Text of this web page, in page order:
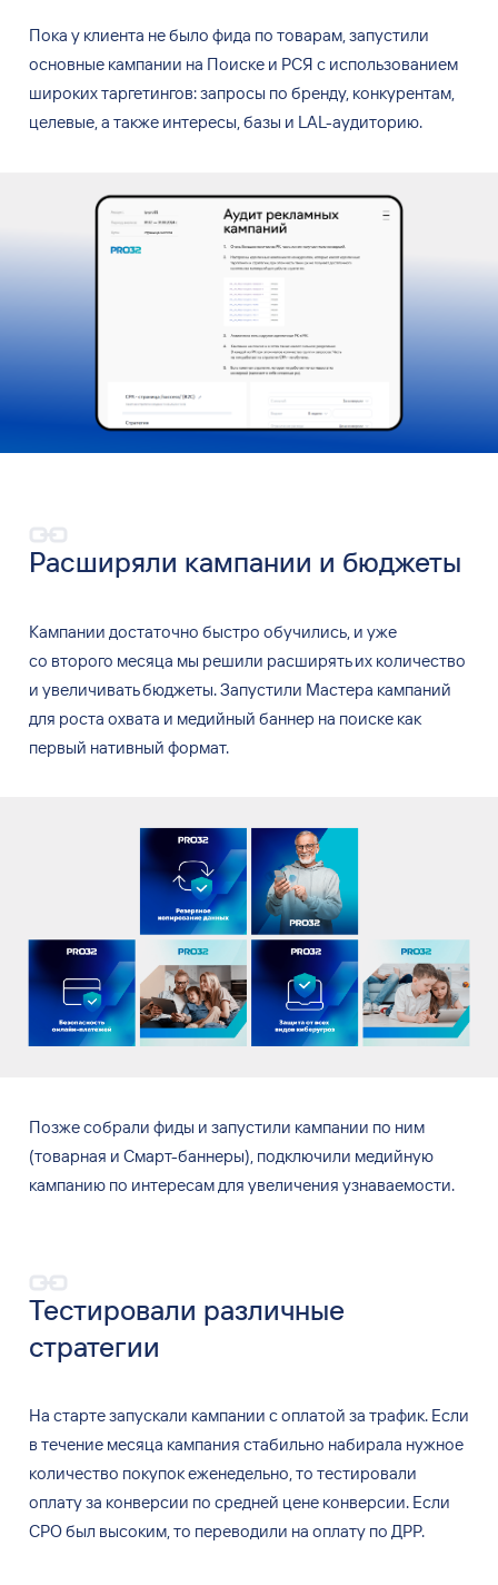
Пока у клиента небыло фида по товарам, запустили
основные кампании на Поиске и РСЯ с использованием
широких таргетингов: запросы по бренду, конкурентам,
целевые, а также интересы, базы и LAL-аудиторию.
Расширяли кампании и бюджеты
Кампании достаточно быстро обучились, и уже
со второго месяца мы решили расширять их количество
и увеличивать бюджеты. Запустили Мастера кампаний
для роста охвата и медийный баннер на поиске как
первый нативный формат.
Позже собрали фиды и запустили кампании по ним
(товарная и Смарт-баннеры), подключили медийную
кампанию по интересам для увеличения узнаваемости.
Тестировали различные
стратегии
На старте запускали кампании соплатой за трафик. Если
в течение месяца кампания стабильно набирала нужное
количество покупок еженедельно, то тестировали
оплату за конверсии по средней цене конверсии. Если
CPO был высоким, то переводили на оплату по ДРР.